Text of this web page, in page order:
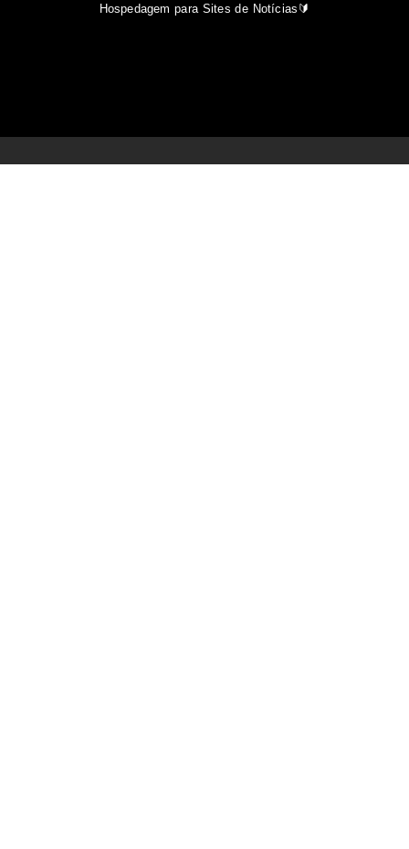
Hospedagem para Sites de Notícias🔰